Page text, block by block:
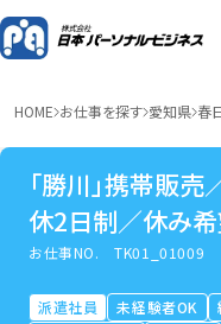
HOME お仕事を探す 愛知県 春
「勝川」携帯販
休2日制／休み
修手厚い
お仕事NO.TK01_01009
派遣社員 未経験者OK